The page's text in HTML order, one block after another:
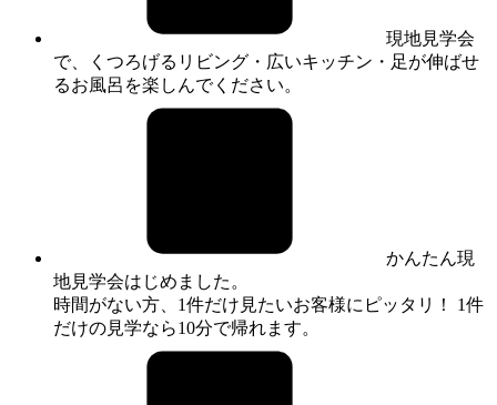
現地見学会
で、くつろげるリビング・広いキッチン・足が伸ばせ
るお風呂を楽しんでください。
かんたん現
地見学会はじめました。
時間がない方、1件だけ見たいお客様にピッタリ！ 1件
だけの見学なら10分で帰れます。